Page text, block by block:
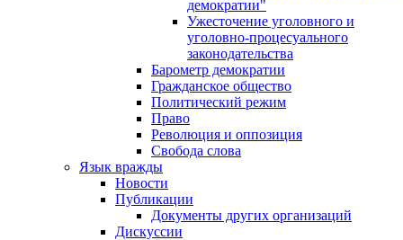
демократии"
Ужесточение уголовного и
уголовно-процесуального
законодательства
Барометр демократии
Гражданское общество
Политический режим
Право
Революция и оппозиция
Свобода слова
Язык вражды
Новости
Публикации
Документы других организаций
Дискуссии